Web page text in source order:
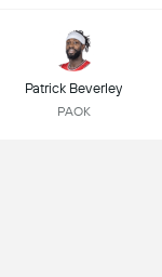
Patrick Beverley
PAOK